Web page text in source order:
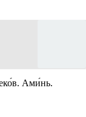
Ами́нь.